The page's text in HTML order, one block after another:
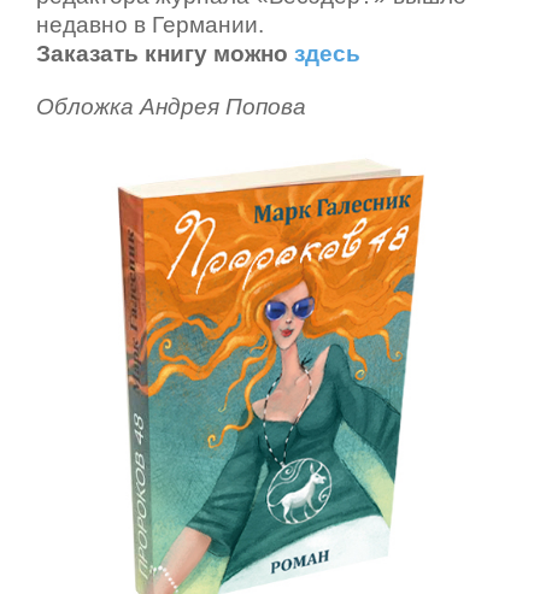
недавно в Германии.
Заказать книгу можно здесь
Обложка Андрея Попова